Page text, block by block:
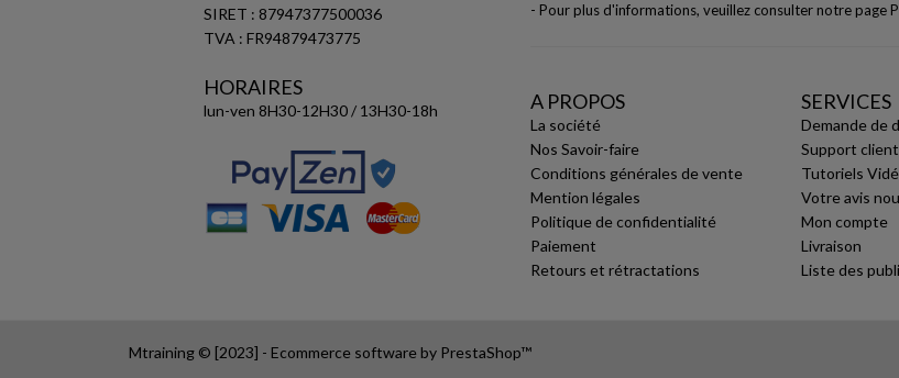
SIRET : 87947377500036
TVA : FR94879473775
HORAIRES
lun-ven 8H30-12H30 / 13H30-18h
- Pour plus d'informations, veuillez consulter notre page
A PROPOS
La société
Nos Savoir-faire
Conditions générales de vente
Mention légales
Politique de confidentialité
Paiement
Retours et rétractations
SERVICES
Demande de
Support client
Tutoriels
Votre avis
Mon compte
Livraison
Liste des
Mtraining © [2023] - Ecommerce software by PrestaShop™